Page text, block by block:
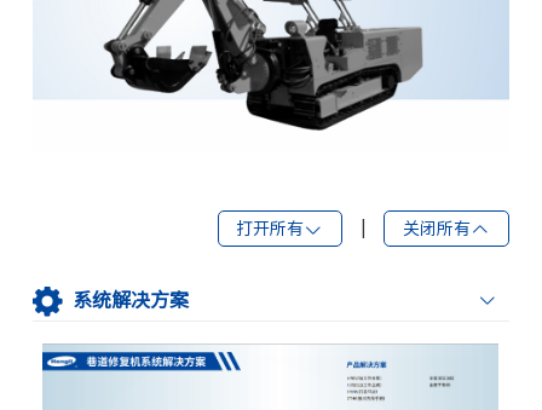
打开所有 关闭所有
系统解决方案